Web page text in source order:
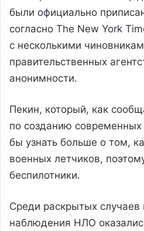
были официально
согласно The New York
с несколькими
правительственных
анонимности.
Пекин, который, как
по созданию современных
бы узнать больше о том,
военных летчиков,
беспилотники.
Среди раскрытых случаев
наблюдения НЛО